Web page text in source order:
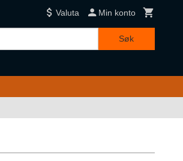
Valuta Min konto
Søk